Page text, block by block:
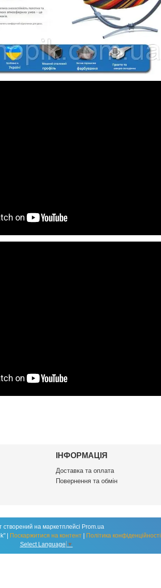
ІНФОРМАЦІЯ
Доставка та оплата
Повернення та обмін
створений на маркетплейсі Prom.ua
Інтернет-Магазин "Shopik" | Поскаржитися на контент | Політика конфіденційності
Select Language ▼